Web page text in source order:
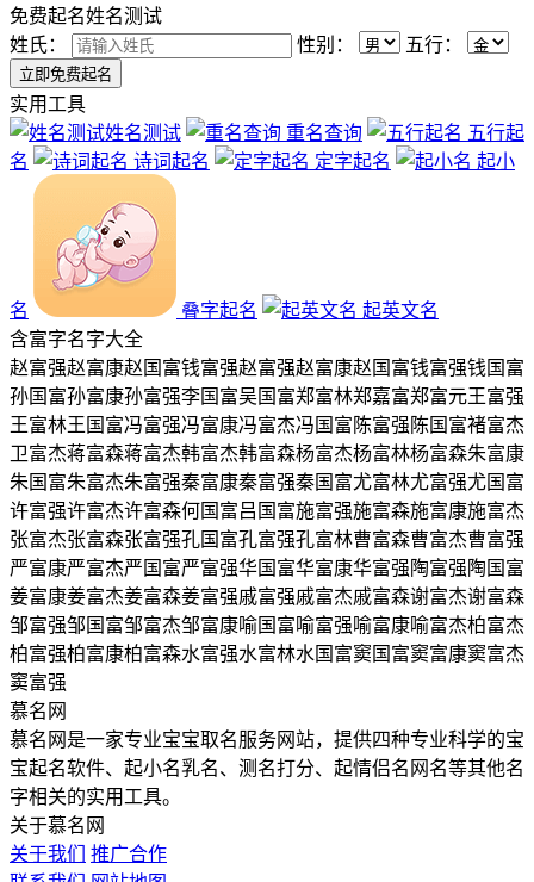
免费起名姓名测试
姓氏：
性别： 五行：
实用工具
姓名测试
重名查询
五行起
名
诗词起名 定字起名 起小
名 叠字起名
起英文名
含富字名字大全
赵富强赵富康赵国富钱富强赵富强赵富康赵国富钱富强钱国富
孙国富孙富康孙富强李国富吴国富郑富林郑嘉富郑富元王富强
王富林王国富冯富强冯富康冯富杰冯国富 陈富强 陈国富褚富杰
卫富杰蒋富森蒋富杰韩富杰韩富森杨富杰杨富林杨富森朱富康
朱国富朱富杰朱富强秦富康秦富强秦国富尤富林尤富强尤国富
许富强许富杰许富森何国富吕国富施富强施富森施富康施富杰
张富杰张富森张富强孔国富孔富强孔富林曹富森曹富杰曹富强
严富康严富杰严国富严富强华国富华富康华富强陶富强陶国富
姜富康姜富杰姜富森姜富强戚富强戚富杰戚富森谢富杰谢富森
邹富强邹国富邹富杰邹富康喻国富喻富强喻富康喻富杰柏富杰
柏富强柏富康柏富森水富强水富林水国富窦国富窦富康窦富杰
窦富强
慕名网
慕名网是一家专业宝宝取名服务网站，提供四种专业科学的宝
宝起名软件、起小名乳名、测名打分、起情侣名网名等其他名
字相关的实用工具。
关于慕名网
关于我们
推广合作